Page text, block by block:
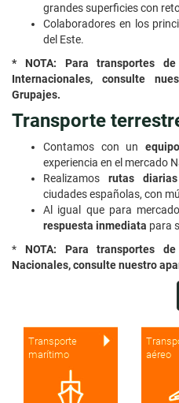
grandes superficies con
Colaboradores en los
del Este.
* NOTA: Para transportes
Internacionales, consulte
Grupajes.
Transporte
Contamos con un
experiencia en el mercado
Realizamos rutas diarias
ciudades españolas, con
Al igual que para
respuesta inmediata para
* NOTA: Para transportes
Nacionales, consulte nuestro
Transporte
marítimo
aéreo